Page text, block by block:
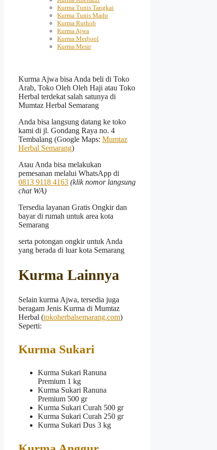
Kurma Tunis Tangkai
Kurma Tunis Madu
Kurma Ruthob
Kurma Ajwa
Kurma Medjool
Kurma Mesir
Kurma Ajwa bisa Anda beli di Toko
Arab, Toko Oleh Oleh Haji atau Toko
Herbal terdekat salah satunya di
Mumtaz Herbal Semarang
Anda bisa langsung datang ke toko
kami di jl. Gondang Raya no. 4
Tembalang (Google Maps: Mumtaz
Herbal Semarang)
Atau Anda bisa melakukan
pemesanan melalui WhatsApp di
0813 9118 4163 (klik nomor langsung
chat WA)
Tersedia layanan Gratis Ongkir dan
bayar di rumah untuk area kota
Semarang
serta potongan ongkir untuk Anda
yang berada di luar kota Semarang
Kurma Lainnya
Selain kurma Ajwa, tersedia juga
beragam Jenis Kurma di Mumtaz
Herbal (tokoherbalsemarang.com)
Seperti:
Kurma Sukari
Kurma Sukari Ranuna
Premium 1 kg
Kurma Sukari Ranuna
Premium 500 gr
Kurma Sukari Curah 500 gr
Kurma Sukari Curah 250 gr
Kurma Sukari Dus 3 kg